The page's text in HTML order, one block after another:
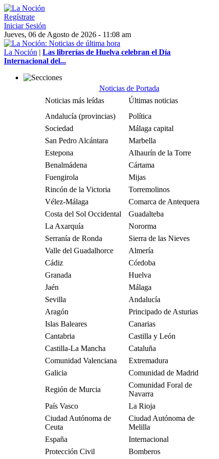
Regístrate
Iniciar Sesión
Jueves, 06 de Agosto de 2026 - 11:08 am
La Noción | Las librerías de Huelva celebran el Día
Internacional del...
Noticias de Portada
Noticias más leídas
Últimas noticias
Andalucía (provincias)
Política
Sociedad
Málaga capital
San Pedro Alcántara
Marbella
Estepona
Alhaurín de la Torre
Benalmádena
Cártama
Fuengirola
Mijas
Rincón de la Victoria
Torremolinos
Vélez-Málaga
Comarca de Antequera
Costa del Sol Occidental
Guadalteba
La Axarquía
Nororma
Serranía de Ronda
Sierra de las Nieves
Valle del Guadalhorce
Almería
Cádiz
Córdoba
Granada
Huelva
Jaén
Málaga
Sevilla
Andalucía
Aragón
Principado de Asturias
Islas Baleares
Canarias
Cantabria
Castilla y León
Castilla-La Mancha
Cataluña
Comunidad Valenciana
Extremadura
Galicia
Comunidad de Madrid
Región de Murcia
Comunidad Foral de
Navarra
País Vasco
La Rioja
Ciudad Autónoma de
Ceuta
Ciudad Autónoma de
Melilla
España
Internacional
Protección Civil
Bomberos